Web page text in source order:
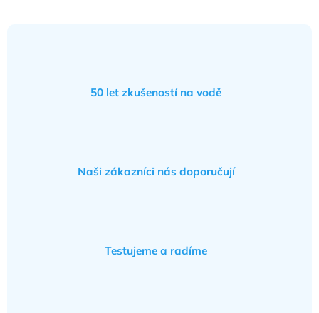
50 let zkušeností na vodě
Naši zákazníci nás doporučují
Testujeme a radíme